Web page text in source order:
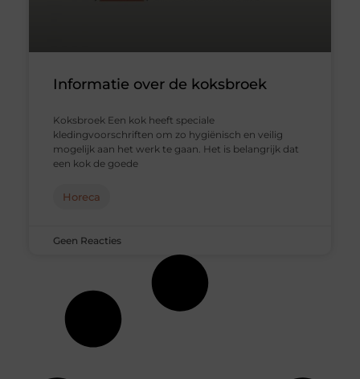
Informatie over de koksbroek
Koksbroek Een kok heeft speciale
kledingvoorschriften om zo hygiënisch en veilig
mogelijk aan het werk te gaan. Het is belangrijk dat
een kok de goede
Horeca
Geen Reacties